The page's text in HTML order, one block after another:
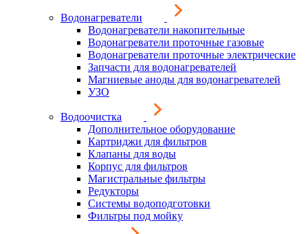
Водонагреватели
Водонагреватели накопительные
Водонагреватели проточные газовые
Водонагреватели проточные электрические
Запчасти для водонагревателей
Магниевые аноды для водонагревателей
УЗО
Водоочистка
Дополнительное оборудование
Картриджи для фильтров
Клапаны для воды
Корпус для фильтров
Магистральные фильтры
Редукторы
Системы водоподготовки
Фильтры под мойку